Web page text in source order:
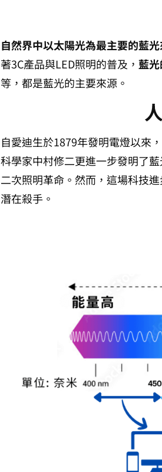
自然界中以太陽光為最主要的藍光
著3C產品與LED照明的普及， 藍
等，都是藍光的主要來源。
自愛迪生於1879年發明電燈以來
科學家中村修二更進一步發明了
二次照明革命。然而，這場科技
潛在殺手。